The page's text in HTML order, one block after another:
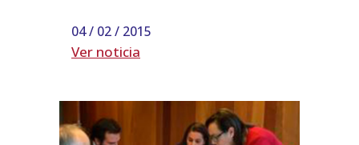
04 / 02 / 2015
Ver noticia